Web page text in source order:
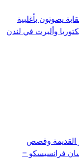
يصوتون بأغلبية
وألبرت في لندن
القديمة وقصص
فرانسيسكو –